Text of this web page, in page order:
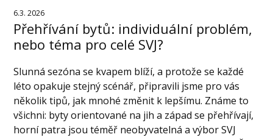
6.3. 2026
Přehřívání bytů: individuální problém,
nebo téma pro celé SVJ?
Slunná sezóna se kvapem blíží, a protože se každé
léto opakuje stejný scénář, připravili jsme pro vás
několik tipů, jak mnohé změnit k lepšímu. Známe to
všichni: byty orientované na jih a západ se přehřívají,
horní patra jsou téměř neobyvatelná a výbor SVJ